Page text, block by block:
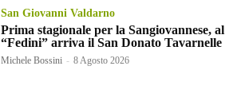
San Giovanni Valdarno
Prima stagionale per la Sangiovannese, al
“Fedini” arriva il San Donato Tavarnelle
Michele Bossini - 8 Agosto 2026